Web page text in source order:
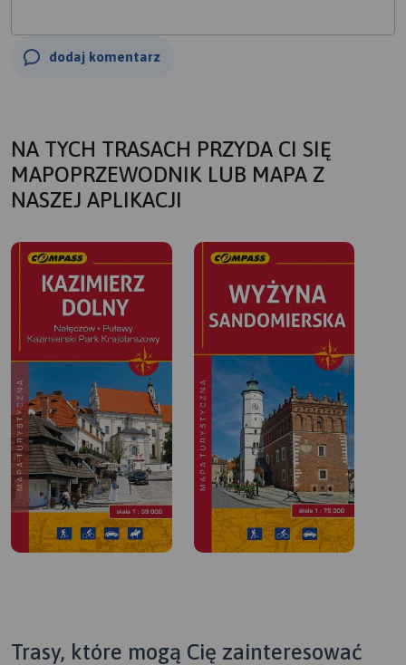
dodaj komentarz
NA TYCH TRASACH PRZYDA CI SIĘ
MAPOPRZEWODNIK LUB MAPA Z
NASZEJ APLIKACJI
Trasy, które mogą Cię zainteresować